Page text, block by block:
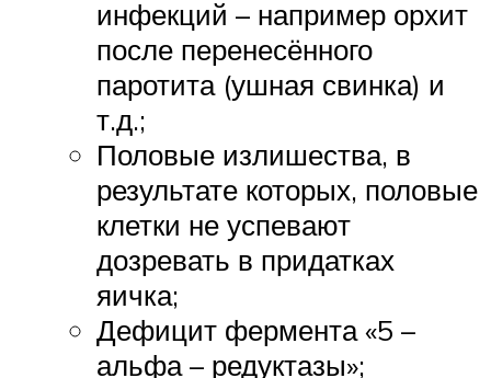
инфекций – например орхит
после перенесённого
паротита (ушная свинка) и
т.д.;
Половые излишества, в
результате которых, половые
клетки не успевают
дозревать в придатках
яичка;
Дефицит фермента «5 –
альфа – редуктазы»;